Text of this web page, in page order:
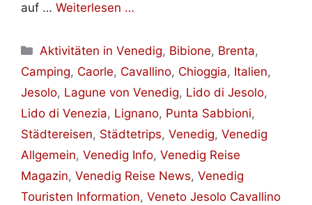
auf … Weiterlesen …
Kategorien
Aktivitäten in Venedig, Bibione, Brenta,
Camping, Caorle, Cavallino, Chioggia, Italien,
Jesolo, Lagune von Venedig, Lido di Jesolo,
Lido di Venezia, Lignano, Punta Sabbioni,
Städtereisen, Städtetrips, Venedig, Venedig
Allgemein, Venedig Info, Venedig Reise
Magazin, Venedig Reise News, Venedig
Touristen Information, Veneto Jesolo Cavallino